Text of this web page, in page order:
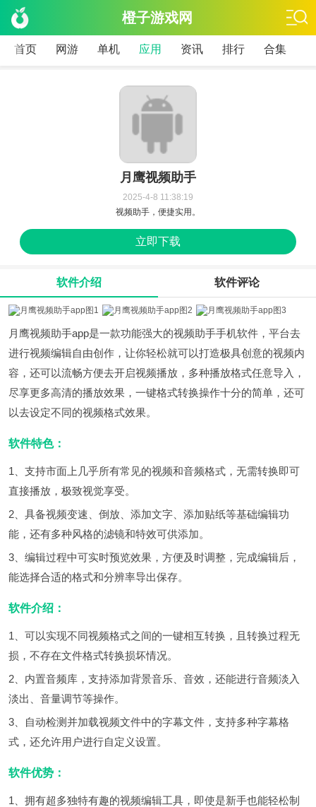
橙子游戏网
首页 网游 单机 应用 资讯 排行 合集
月鹰视频助手
2025-4-8 11:38:19
视频助手，便捷实用。
立即下载
软件介绍 软件评论
月鹰视频助手app是一款功能强大的视频助手手机软件，平台去
进行视频编辑自由创作，让你轻松就可以打造极具创意的视频内
容，还可以流畅方便去开启视频播放，多种播放格式任意导入，
尽享更多高清的播放效果，一键格式转换操作十分的简单，还可
以去设定不同的视频格式效果。
软件特色：
1、支持市面上几乎所有常见的视频和音频格式，无需转换即可
直接播放，极致视觉享受。
2、具备视频变速、倒放、添加文字、添加贴纸等基础编辑功
能，还有多种风格的滤镜和特效可供添加。
3、编辑过程中可实时预览效果，方便及时调整，完成编辑后，
能选择合适的格式和分辨率导出保存。
软件介绍：
1、可以实现不同视频格式之间的一键相互转换，且转换过程无
损，不存在文件格式转换损坏情况。
2、内置音频库，支持添加背景音乐、音效，还能进行音频淡入
淡出、音量调节等操作。
3、自动检测并加载视频文件中的字幕文件，支持多种字幕格
式，还允许用户进行自定义设置。
软件优势：
1、拥有超多独特有趣的视频编辑工具，即使是新手也能轻松制